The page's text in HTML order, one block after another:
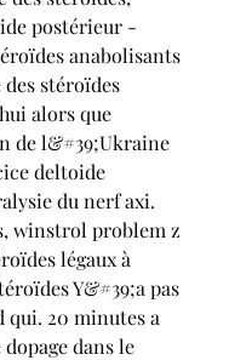
postérieur -
anabolisants
des stéroïdes
alors que
de l&#39;Ukraine
deltoide
du nerf axi.
winstrol problem z
légaux à
Y&#39;a pas
qui. 20 minutes a
dans le